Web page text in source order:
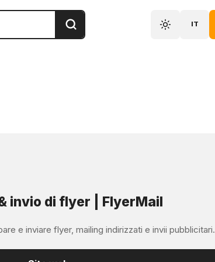
IT
invio di flyer | FlyerMail
e inviare flyer, mailing indirizzati e invii pubblicitari.